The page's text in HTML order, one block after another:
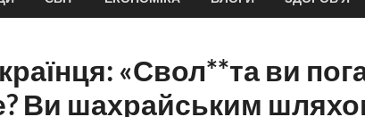
«Свол**та ви
Ви шахрайським